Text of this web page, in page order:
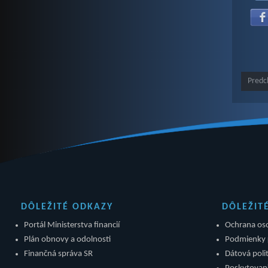
DÔLEŽITÉ ODKAZY
Portál Ministerstva financií
Plán obnovy a odolnosti
Finančná správa SR
Ochrana
Dátová